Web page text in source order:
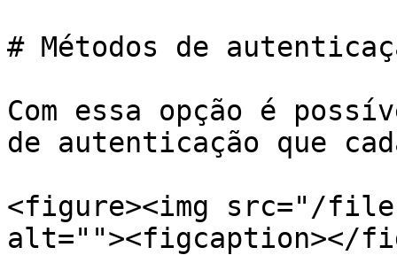
# Métodos de
Com essa opção é
de autenticação que
<figure><img src="/files/
alt=""><figcaption></